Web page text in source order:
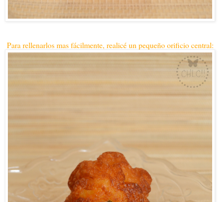
Para rellenarlos mas fácilmente, realicé un pequeño orificio central: